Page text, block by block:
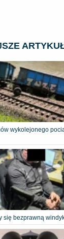
wykolejonego
się bezprawną